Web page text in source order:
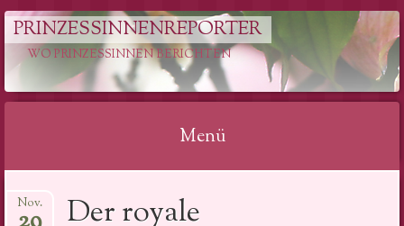
PRINZESSINNENREPORTER
WO PRINZESSINNEN BERICHTEN
Menü
zum
Der royale
Nov.